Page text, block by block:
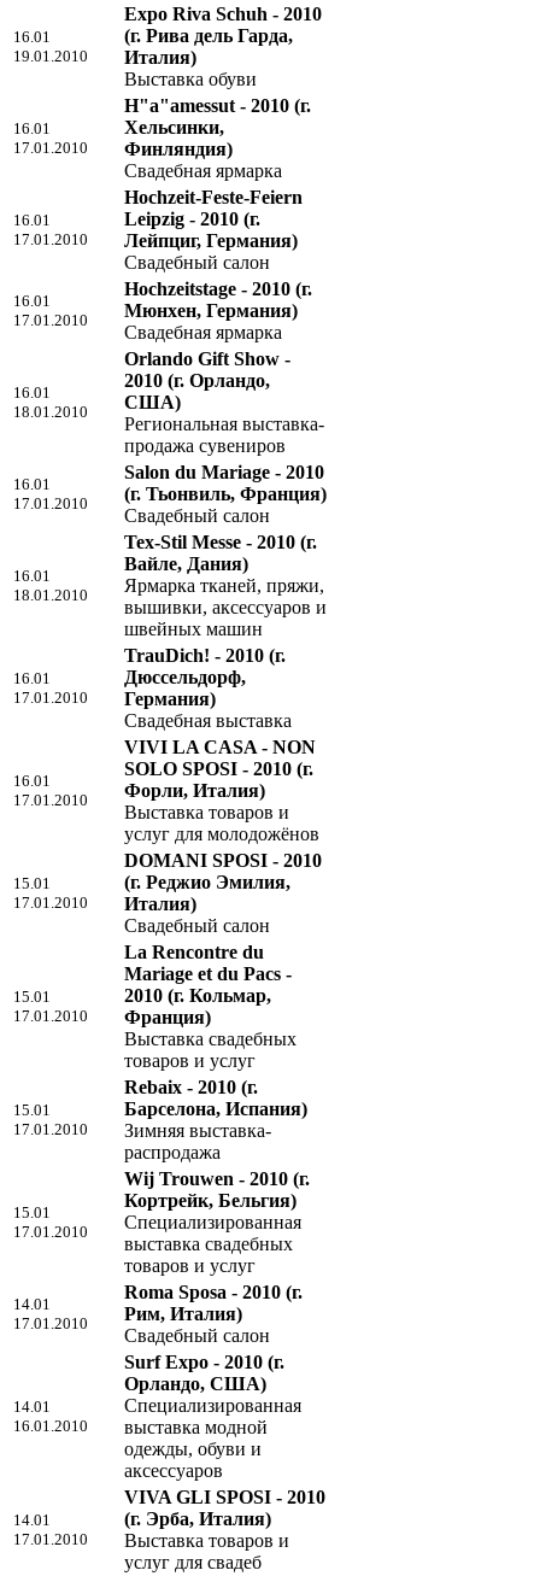
16.01
19.01.2010
Expo Riva Schuh - 2010
(г. Рива дель Гарда,
Италия)
Выставка обуви
16.01
17.01.2010
H"a"amessut - 2010 (г.
Хельсинки,
Финляндия)
Свадебная ярмарка
16.01
17.01.2010
Hochzeit-Feste-Feiern
Leipzig - 2010 (г.
Лейпциг, Германия)
Свадебный салон
16.01
17.01.2010
Hochzeitstage - 2010 (г.
Мюнхен, Германия)
Свадебная ярмарка
16.01
18.01.2010
Orlando Gift Show -
2010 (г. Орландо,
США)
Региональная выставка-
продажа сувениров
16.01
17.01.2010
Salon du Mariage - 2010
(г. Тьонвиль, Франция)
Свадебный салон
16.01
18.01.2010
Tex-Stil Messe - 2010 (г.
Вайле, Дания)
Ярмарка тканей, пряжи,
вышивки, аксессуаров и
швейных машин
16.01
17.01.2010
TrauDich! - 2010 (г.
Дюссельдорф,
Германия)
Свадебная выставка
16.01
17.01.2010
VIVI LA CASA - NON
SOLO SPOSI - 2010 (г.
Форли, Италия)
Выставка товаров и
услуг для молодожёнов
15.01
17.01.2010
DOMANI SPOSI - 2010
(г. Реджио Эмилия,
Италия)
Свадебный салон
15.01
17.01.2010
La Rencontre du
Mariage et du Pacs -
2010 (г. Кольмар,
Франция)
Выставка свадебных
товаров и услуг
15.01
17.01.2010
Rebaix - 2010 (г.
Барселона, Испания)
Зимняя выставка-
распродажа
15.01
17.01.2010
Wij Trouwen - 2010 (г.
Кортрейк, Бельгия)
Специализированная
выставка свадебных
товаров и услуг
14.01
17.01.2010
Roma Sposa - 2010 (г.
Рим, Италия)
Свадебный салон
14.01
16.01.2010
Surf Expo - 2010 (г.
Орландо, США)
Специализированная
выставка модной
одежды, обуви и
аксессуаров
14.01
17.01.2010
VIVA GLI SPOSI - 2010
(г. Эрба, Италия)
Выставка товаров и
услуг для свадеб